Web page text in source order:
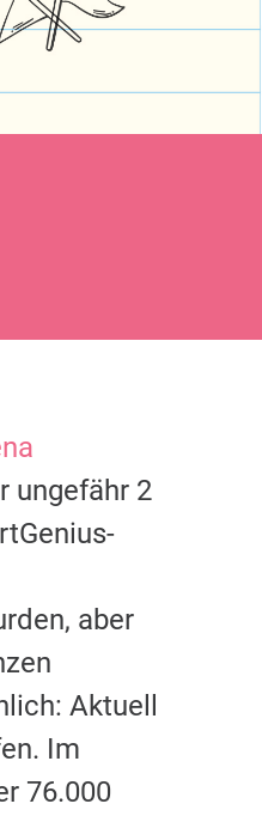
ungefähr 2
aber
Aktuell
Im
76.000